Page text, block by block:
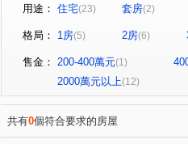
凌霄大樓 光明路
建國南路一段(1) 中和街
溫泉路(4) 大同街
文化三路(1) 福港街(1)
用途： 住宅(23) 套房(2)
格局： 1房(5) 2房(6)
售金： 200-400萬元(1)
2000萬元以上(12)
共有0個符合要求的房屋